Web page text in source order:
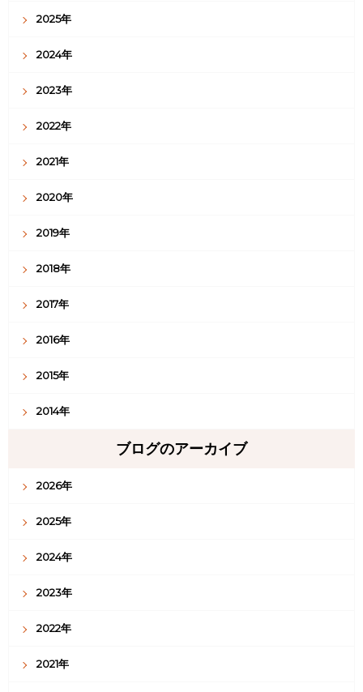
2025年
2024年
2023年
2022年
2021年
2020年
2019年
2018年
2017年
2016年
2015年
2014年
ブログのアーカイブ
2026年
2025年
2024年
2023年
2022年
2021年